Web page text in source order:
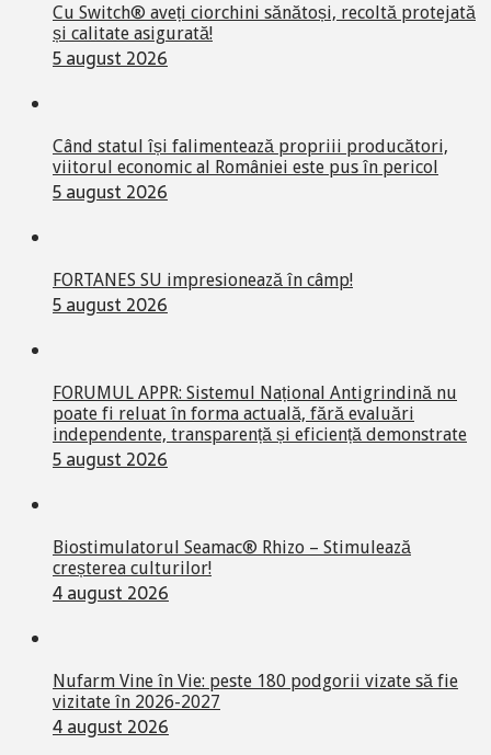
Cu Switch® aveți ciorchini sănătoși, recoltă protejată
și calitate asigurată!
5 august 2026
Când statul își falimentează propriii producători,
viitorul economic al României este pus în pericol
5 august 2026
FORTANES SU impresionează în câmp!
5 august 2026
FORUMUL APPR: Sistemul Național Antigrindină nu
poate fi reluat în forma actuală, fără evaluări
independente, transparență și eficiență demonstrate
5 august 2026
Biostimulatorul Seamac® Rhizo – Stimulează
creșterea culturilor!
4 august 2026
Nufarm Vine în Vie: peste 180 podgorii vizate să fie
vizitate în 2026-2027
4 august 2026